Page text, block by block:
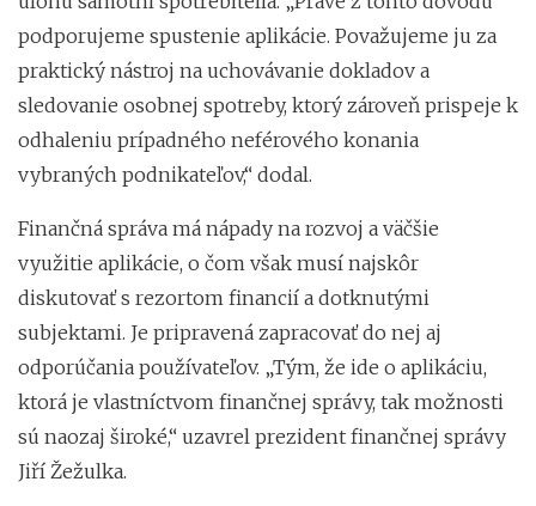
podporujeme spustenie aplikácie. Považujeme ju za
praktický nástroj na uchovávanie dokladov a
sledovanie osobnej spotreby, ktorý zároveň prispeje k
odhaleniu prípadného neférového konania
vybraných podnikateľov,“ dodal.
Finančná správa má nápady na rozvoj a väčšie
využitie aplikácie, o čom však musí najskôr
diskutovať s rezortom financií a dotknutými
subjektami. Je pripravená zapracovať do nej aj
odporúčania používateľov. „Tým, že ide o aplikáciu,
ktorá je vlastníctvom finančnej správy, tak možnosti
sú naozaj široké,“ uzavrel prezident finančnej správy
Jiří Žežulka.